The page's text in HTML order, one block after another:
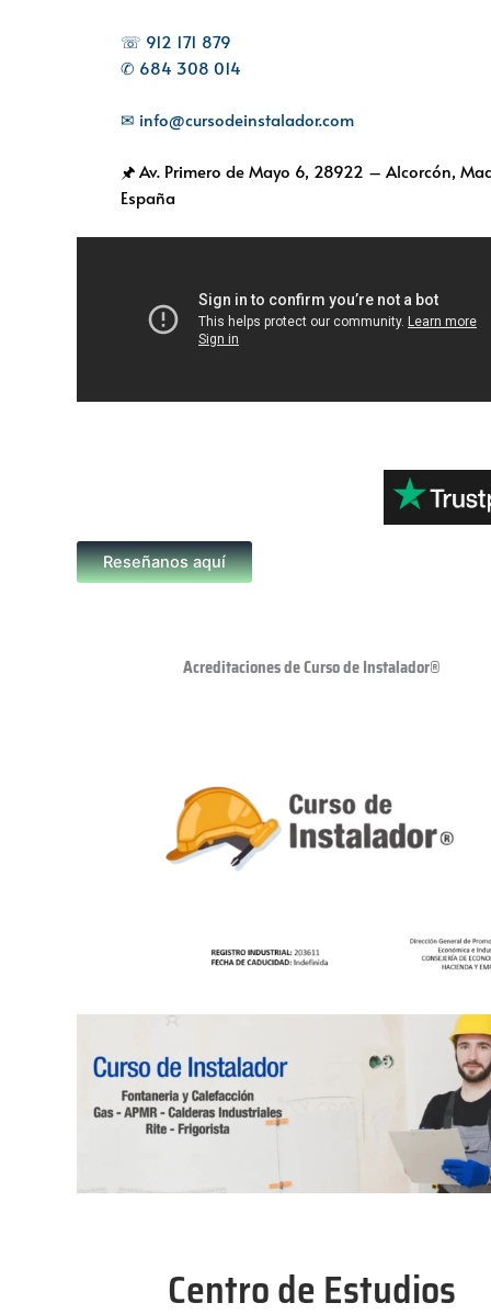
☏ 912 171 879
✆ 684 308 014
✉ info@cursodeinstalador.com
🖈 Av. Primero de Mayo 6, 28922 – Alcorcón,
España
Reseñanos aquí
Acreditaciones de Curso de Instalador®
Centro de Estudios